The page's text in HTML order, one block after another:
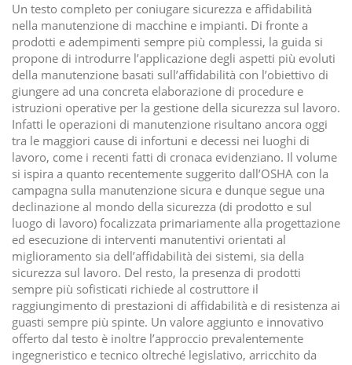
Un testo completo per coniugare sicurezza e affidabilità
nella manutenzione di macchine e impianti. Di fronte a
prodotti e adempimenti sempre più complessi, la guida si
propone di introdurre l’applicazione degli aspetti più evoluti
della manutenzione basati sull’affidabilità con l’obiettivo di
giungere ad una concreta elaborazione di procedure e
istruzioni operative per la gestione della sicurezza sul lavoro.
Infatti le operazioni di manutenzione risultano ancora oggi
tra le maggiori cause di infortuni e decessi nei luoghi di
lavoro, come i recenti fatti di cronaca evidenziano. Il volume
si ispira a quanto recentemente suggerito dall’OSHA con la
campagna sulla manutenzione sicura e dunque segue una
declinazione al mondo della sicurezza (di prodotto e sul
luogo di lavoro) focalizzata primariamente alla progettazione
ed esecuzione di interventi manutentivi orientati al
miglioramento sia dell’affidabilità dei sistemi, sia della
sicurezza sul lavoro. Del resto, la presenza di prodotti
sempre più sofisticati richiede al costruttore il
raggiungimento di prestazioni di affidabilità e di resistenza ai
guasti sempre più spinte. Un valore aggiunto e innovativo
offerto dal testo è inoltre l’approccio prevalentemente
ingegneristico e tecnico oltreché legislativo, arricchito da